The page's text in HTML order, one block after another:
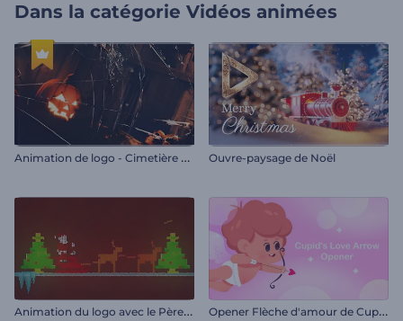
Dans la catégorie Vidéos animées
A
nimation de logo - Cimetière d'Halloween Ouvre-paysage de Noël
A
nimation du logo avec le Père Noël O
pener Flèche d'amour de Cupidon